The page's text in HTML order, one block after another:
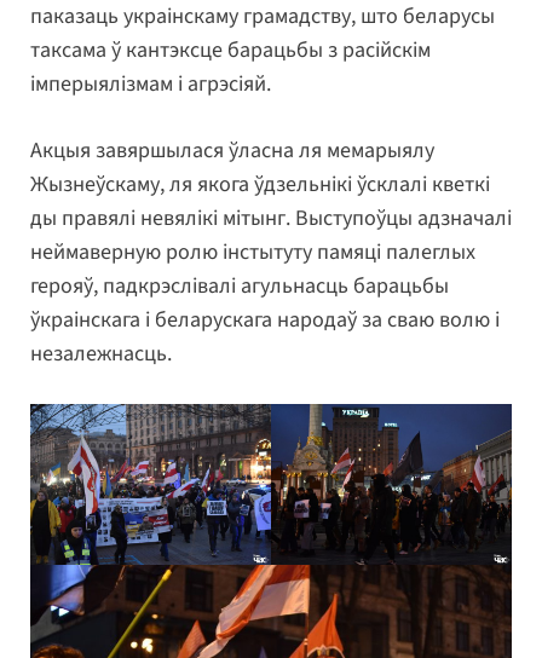
паказаць украінскаму грамадству, што беларусы
таксама ў кантэксце барацьбы з расійскім
імперыялізмам і агрэсіяй.
Акцыя завяршылася ўласна ля мемарыялу
Жызнеўскаму, ля якога ўдзельнікі ўсклалі кветкі
ды правялі невялікі мітынг. Выступоўцы адзначалі
неймаверную ролю інстытуту памяці палеглых
герояў, падкрэслівалі агульнасць барацьбы
ўкраінскага і беларускага народаў за сваю волю і
незалежнасць.